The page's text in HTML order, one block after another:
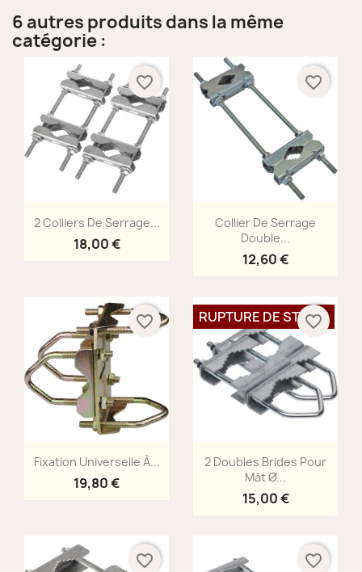
6 autres produits dans la même
catégorie :
Aperçu rapide
2 Colliers De Serrage...
18,00 €
favorite_border
Aperçu rapide
Collier De Serrage
Double...
12,60 €
favorite_border
Aperçu rapide
Fixation Universelle À...
19,80 €
favorite_border
Aperçu rapide
2 Doubles Brides Pour
Mât Ø...
15,00 €
RUPTURE DE STOCK
favorite_border
favorite_border favorite_border